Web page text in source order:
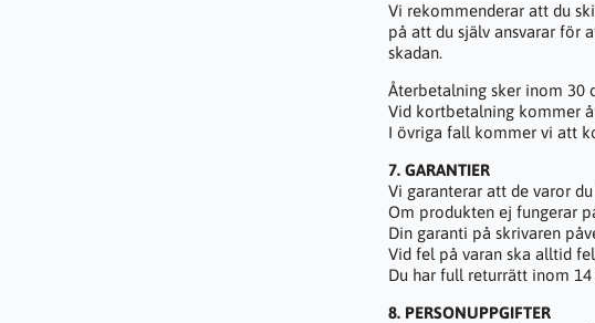
Vi rekommenderar att du
på att du själv ansvarar för
skadan.
Återbetalning sker inom 30
Vid kortbetalning kommer
I övriga fall kommer vi att
7. GARANTIER
Vi garanterar att de varor
Om produkten ej fungerar
Din garanti på skrivaren
Vid fel på varan ska alltid
Du har full returrätt inom
8. PERSONUPPGIFTER